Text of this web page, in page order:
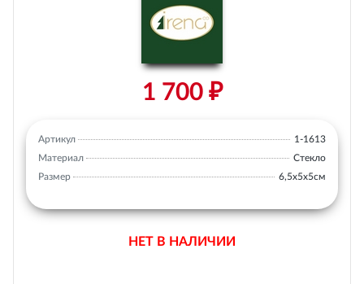
1 700 ₽
Артикул
1-1613
Материал
Стекло
Размер
6,5х5х5см
НЕТ В НАЛИЧИИ